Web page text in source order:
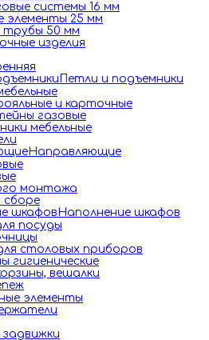
системы 16 мм
элементы 25 мм
трубы 50 мм
изделия
Петли и подъемники
и карточные
газовые
мебельные
Направляющие
монтажа
сборе
Наполнение шкафов
посуды
столовых приборов
гигиенические
вешалки
элементы
задвижки